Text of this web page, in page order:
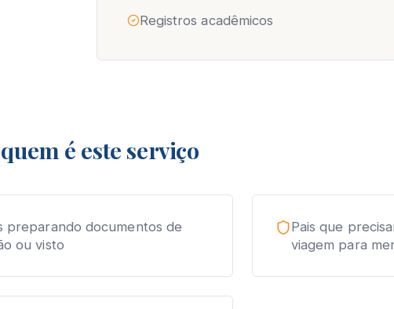
Registros acadêmicos
é este serviço
preparando documentos de
ou visto
Pais que
viagem para